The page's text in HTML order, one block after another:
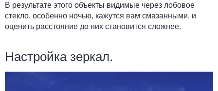
В результате этого объекты видимые через лобовое
стекло, особенно ночью, кажутся вам смазанными, и
оценить расстояние до них становится сложнее.
Настройка зеркал.